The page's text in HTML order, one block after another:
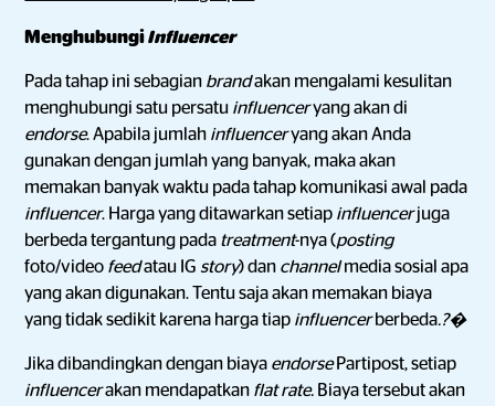
MenghubungiInfluencer
Pada tahap ini sebagian brandakan mengalami kesulitan
menghubungi satu persatu influenceryang akan di
endorse. Apabila jumlah influenceryang akan Anda
gunakan dengan jumlah yang banyak, maka akan
memakan banyak waktu pada tahap komunikasi awal pada
influencer. Harga yang ditawarkan setiap influencerjuga
berbeda tergantung pada treatment-nya (posting
foto/video feedatau IG story) dan channelmedia sosial apa
yang akan digunakan. Tentu saja akan memakan biaya
yang tidak sedikit karena harga tiap influencerberbeda.?�
Jika dibandingkan dengan biaya endorsePartipost, setiap
influencerakan mendapatkan flat rate. Biaya tersebut akan